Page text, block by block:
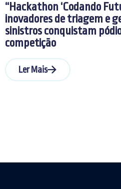
“Hackathon ‘Codando
inovadores de triagem e
sinistros conquistam
competição
Ler Mais